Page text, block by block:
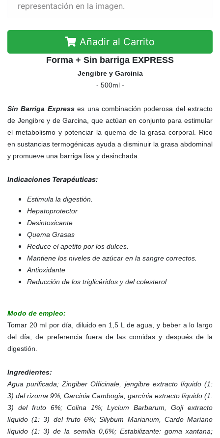
representación en la imagen.
Añadir al Carrito
Forma + Sin barriga EXPRESS
Jengibre y Garcinia
- 500ml -
Sin Barriga Expresses una combinación poderosa del extracto
de Jengibre y de Garcina, que actúan en conjunto para estimular
el metabolismo y potenciar la quema de la grasa corporal. Rico
en sustancias termogénicas ayuda a disminuir la grasa abdominal
y promueve una barriga lisa y desinchada.
Indicaciones Terapéuticas:
Estimula la digestión.
Hepatoprotector
Desintoxicante
Quema Grasas
Reduce el apetito por los dulces.
Mantiene los niveles de azúcar en la sangre correctos.
Antioxidante
Reducción de los triglicéridos y del colesterol
Modo de empleo:
Tomar 20 ml por día, diluido en 1,5 L de agua, y beber a lo largo
del día, de preferencia fuera de las comidas y después de la
digestión.
Ingredientes:
Agua purificada; Zingiber Officinale, jengibre extracto líquido (1:
3) del rizoma 9%; Garcinia Cambogia, garcínia extracto líquido (1:
3) del fruto 6%; Colina 1%; Lycium Barbarum, Goji extracto
líquido (1: 3) del fruto 6%; Silybum Marianum, Cardo Mariano
líquido (1: 3) de la semilla 0,6%; Estabilizante: goma xantana;